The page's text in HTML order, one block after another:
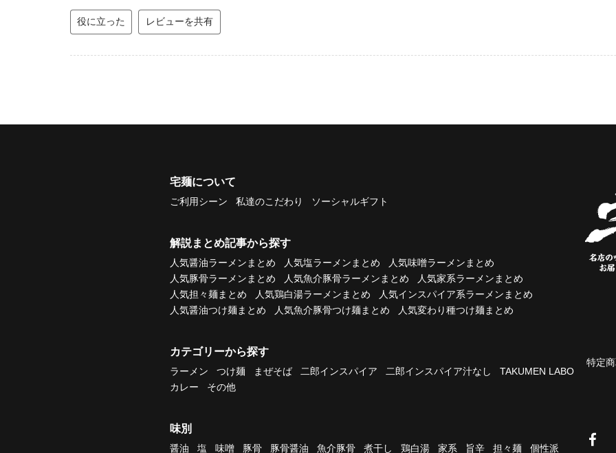
役に立った レビューを共有
宅麺について
ご利用シーン 私達のこだわり ソーシャルギフト
解説まとめ記事から探す
人気醤油ラーメンまとめ 人気塩ラーメンまとめ
人気味噌ラーメンまとめ
人気豚骨ラーメンまとめ
人気魚介豚骨ラーメンまとめ
人気家系ラーメンまとめ
人気担々麺まとめ
人気鶏白湯ラーメンまとめ
人気インスパイア系ラーメンまとめ
人気醤油つけ麺まとめ
人気魚介豚骨つけ麺まとめ 人気変わり種つけ麺まとめ
カテゴリーから探す
ラーメン つけ麺 まぜそば 二郎インスパイア 二郎インスパイア汁なし
TAKUMEN LABO
カレー
その他
味別
醤油 塩 味噌 豚骨 豚骨醤油 魚介豚骨 煮干し 鶏白湯 家系 旨辛 担々麺 個性派
特定